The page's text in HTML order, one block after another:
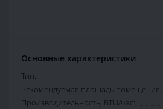
Основные характеристики
Тип:
Рекомендуемая площадь помещения,
Производительность, BTU/час: